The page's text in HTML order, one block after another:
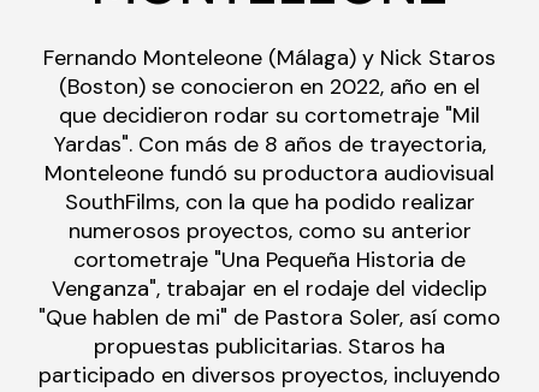
Fernando Monteleone (Málaga) y Nick Staros
(Boston) se conocieron en 2022, año en el
que decidieron rodar su cortometraje "Mil
Yardas". Con más de 8 años de trayectoria,
Monteleone fundó su productora audiovisual
SouthFilms, con la que ha podido realizar
numerosos proyectos, como su anterior
cortometraje "Una Pequeña Historia de
Venganza", trabajar en el rodaje del videclip
"Que hablen de mi" de Pastora Soler, así como
propuestas publicitarias. Staros ha
participado en diversos proyectos, incluyendo